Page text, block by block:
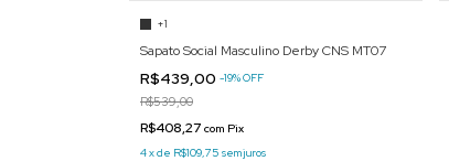
+1
Sapato Social Masculino Derby CNS MT07
R$439,00 -19%OFF
R$539,00
R$408,27 com Pix
4xde R$109,75 sem juros